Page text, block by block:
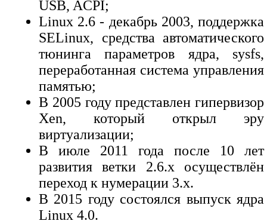
USB, ACPI;
Linux 2.6 - декабрь 2003, поддержка
SELinux, средства автоматического
тюнинга параметров ядра, sysfs,
переработанная система управления
памятью;
В 2005 году представлен гипервизор
Xen, который открыл эру
виртуализации;
В июле 2011 года после 10 лет
развития ветки 2.6.x осуществлён
переход к нумерации 3.x.
В 2015 году состоялся выпуск ядра
Linux 4.0.